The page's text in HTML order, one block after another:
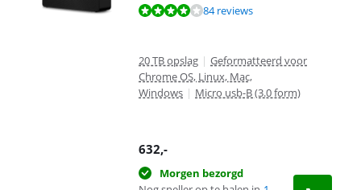
Beoordeling is 8,3 van de 10, gebaseerd op 84 reviews.
84 reviews
20 TB opslag | Geformatteerd voor
Chrome OS, Linux, Mac,
Windows | Micro usb-B (3.0 form)
632,-
Morgen bezorgd